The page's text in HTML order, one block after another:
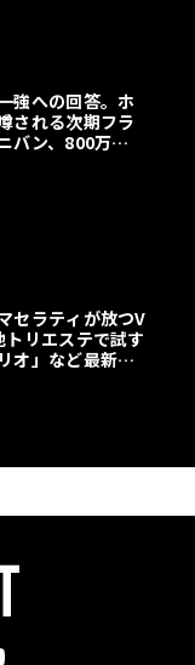
まずだが、ヘッ
は難しいのでこ
とつある。フロ
繋がるメッキモ
い、フリートウ
のラインはエン
した。
は中を見せても
ハイドロのポン
のサイドシル下
着した。本来サ
バルクヘッドや
然なので、これ
ードのヒンジを
した。エンジ
強への回答。ホ
される次期フラ
バン、800万円
】
セラティが放つV
リエステで試す
オ」など最新ト
能評価《LE VO